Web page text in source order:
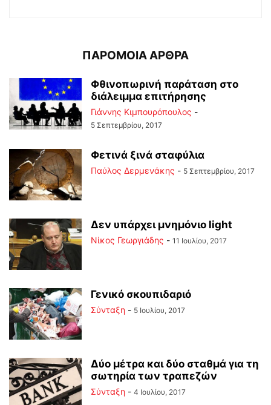
ΠΑΡΟΜΟΙΑ ΑΡΘΡΑ
Φθινοπωρινή παράταση στο
διάλειμμα επιτήρησης
Γιάννης Κιμπουρόπουλος -
5 Σεπτεμβρίου, 2017
Φετινά ξινά σταφύλια
Παύλος Δερμενάκης - 5 Σεπτεμβρίου, 2017
Δεν υπάρχει μνημόνιο light
Νίκος Γεωργιάδης - 11 Ιουλίου, 2017
Γενικό σκουπιδαριό
Σύνταξη - 5 Ιουλίου, 2017
Δύο μέτρα και δύο σταθμά για τη
σωτηρία των τραπεζών
Σύνταξη - 4 Ιουλίου, 2017